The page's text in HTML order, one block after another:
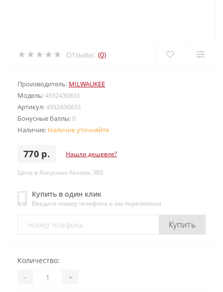
Отзывы: (0)
Производитель: MILWAUKEE
Модель:4932430833
Артикул:4932430833
Бонусные баллы: 6
Наличие: Наличие уточняйте
770 р. Нашли дешевле?
Цена в бонусных баллах: 380
Купить в один клик
Введите номер телефона и мы перезвоним
Купить
Количество:
- +